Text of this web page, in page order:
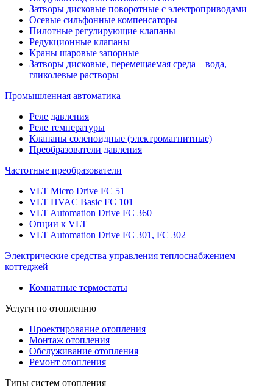
Затворы дисковые поворотные с электроприводами
Осевые сильфонные компенсаторы
Пилотные регулирующие клапаны
Редукционные клапаны
Краны шаровые запорные
Затворы дисковые, перемещаемая среда – вода,
гликолевые растворы
Промышленная автоматика
Реле давления
Реле температуры
Клапаны соленоидные (электромагнитные)
Преобразователи давления
Частотные преобразователи
VLT Micro Drive FC 51
VLT HVAC Basic FC 101
VLT Automation Drive FC 360
Опции к VLT
VLT Automation Drive FC 301, FC 302
Электрические средства управления теплоснабжением
коттеджей
Комнатные термостаты
Услуги по отоплению
Проектирование отопления
Монтаж отопления
Обслуживание отопления
Ремонт отопления
Типы систем отопления